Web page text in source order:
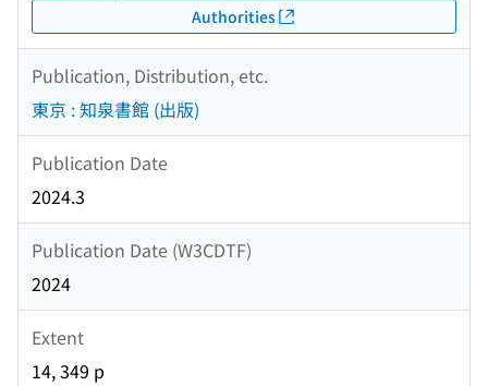
Authorities
Publication, Distribution, etc.
東京 : 知泉書館 (出版)
Publication Date
2024.3
Publication Date (W3CDTF)
2024
Extent
14, 349 p